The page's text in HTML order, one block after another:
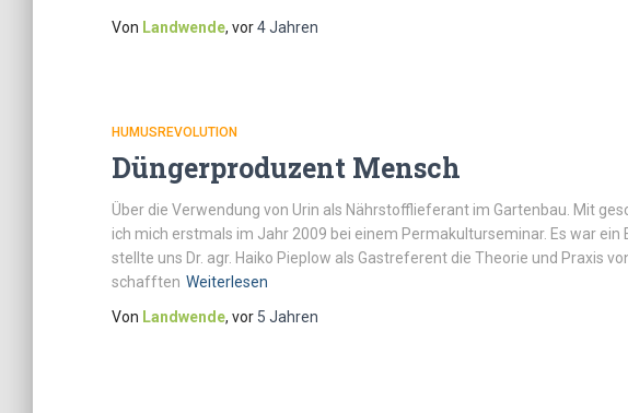
Von Landwende, vor4 Jahren
HUMUSREVOLUTION
Düngerproduzent Mensch
Über die Verwendung von Urin als Nährstofflieferant im Gartenbau. Mit
ich mich erstmals im Jahr 2009 bei einem Permakulturseminar. Es war ein
stellte uns Dr. agr. Haiko Pieplow als Gastreferent die Theorie und Praxis
schafften Weiterlesen
Von Landwende, vor 5 Jahren